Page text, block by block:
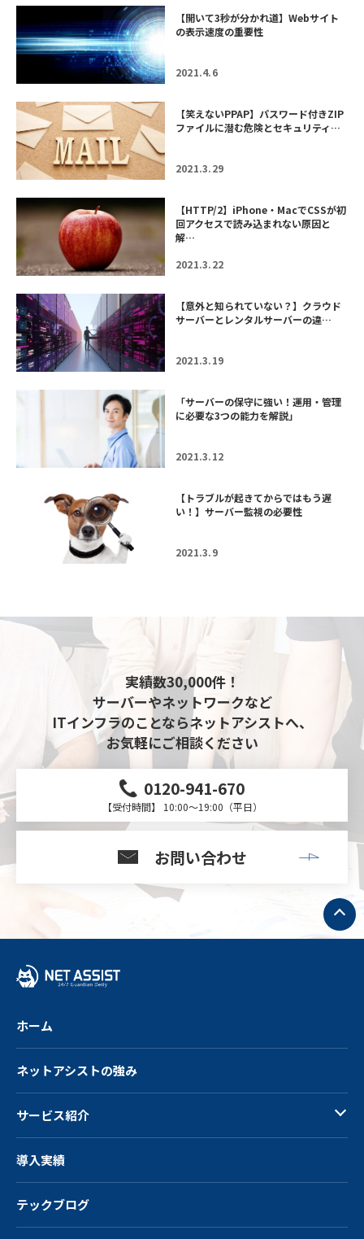
【開いて3秒が分かれ道】Webサイト
の表示速度の重要性
2021.4.6
【笑えないPPAP】パスワード付きZIP
ファイルに潜む危険とセキュリティ…
2021.3.29
【HTTP/2】iPhone・MacでCSSが初
回アクセスで読み込まれない原因と
解…
2021.3.22
【意外と知られていない？】クラウド
サーバーとレンタルサーバーの違…
2021.3.19
「サーバーの保守に強い！運用・管理
に必要な3つの能力を解説」
2021.3.12
【トラブルが起きてからではもう遅
い！】サーバー監視の必要性
2021.3.9
実績数30,000件！
サーバーやネットワークなど
ITインフラのことならネットアシストへ、
お気軽にご相談ください
0120-941-670
【受付時間】 10:00～19:00（平日）
お問い合わせ
ト
ッ
プ
へ
ホーム
ネットアシストの強み
サービス紹介
導入実績
テックブログ